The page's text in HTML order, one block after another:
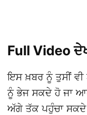
Full Video
ਇਸ ਖ਼ਬਰ ਨੂੰ ਤੁਸੀਂ
ਨੂੰ ਭੇਜ ਸਕਦੇ ਹੋ ਜਾ
ਅੱਗੇ ਤੱਕ ਪਹੁੰਚਾ ਸਕਦੇ